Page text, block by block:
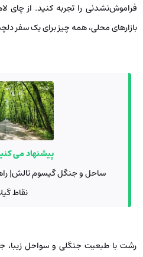
فراموش‌نشدنی را تجربه کنید. از چای
بازارهای محلی، همه چیز برای یک سفر
پیشنهاد می
ساحل و جنگل گیسوم تالش|
نقاط
رشت با طبعیت جنگلی و سواحل